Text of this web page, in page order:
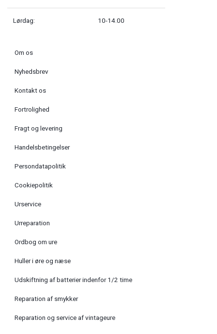
Lørdag: 10-14.00
Om os
Nyhedsbrev
Kontakt os
Fortrolighed
Fragt og levering
Handelsbetingelser
Persondatapolitik
Cookiepolitik
Urservice
Urreparation
Ordbog om ure
Huller i øre og næse
Udskiftning af batterier indenfor 1/2 time
Reparation af smykker
Reparation og service af vintageure